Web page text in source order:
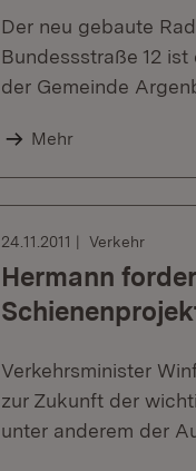
Der neu gebaute
Bundessstraße 12
der Gemeinde
Mehr
24.11.2011 Verkehr
Hermann
Verkehrsminister
zur Zukunft der
unter anderem der